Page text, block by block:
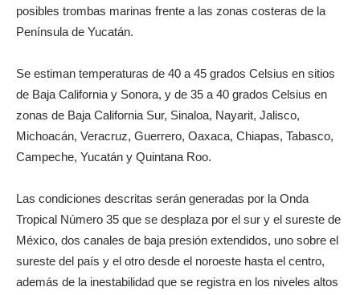
posibles trombas marinas frente a las zonas costeras de la
Península de Yucatán.
Se estiman temperaturas de 40 a 45 grados Celsius en sitios
de Baja California y Sonora, y de 35 a 40 grados Celsius en
zonas de Baja California Sur, Sinaloa, Nayarit, Jalisco,
Michoacán, Veracruz, Guerrero, Oaxaca, Chiapas, Tabasco,
Campeche, Yucatán y Quintana Roo.
Las condiciones descritas serán generadas por la Onda
Tropical Número 35 que se desplaza por el sur y el sureste de
México, dos canales de baja presión extendidos, uno sobre el
sureste del país y el otro desde el noroeste hasta el centro,
además de la inestabilidad que se registra en los niveles altos